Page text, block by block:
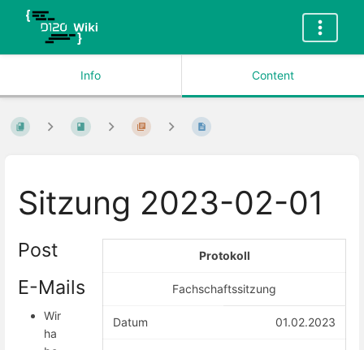
Info Content
Sitzung 2023-02-01
Protokoll
Fachschaftssitzung
Datum 01.02.2023
Post
E-Mails
Wir
ha